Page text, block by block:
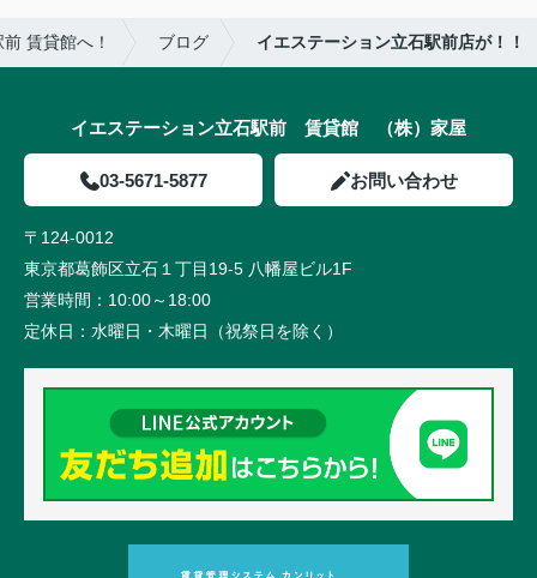
賃貸館へ！ ブログ イエステーション立石駅前店が！！
イエステーション立石駅前 賃貸館 （株）家屋
03-5671-5877 お問い合わせ
〒124-0012
東京都葛飾区立石１丁目19-5 八幡屋ビル1F
営業時間： 10:00～18:00
定休日： 水曜日・木曜日（祝祭日を除く）